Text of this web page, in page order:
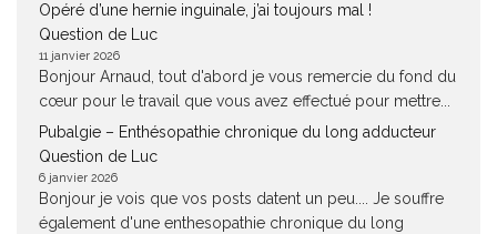
Opéré d’une hernie inguinale, j’ai toujours mal !
Question de Luc
11 janvier 2026
Bonjour Arnaud, tout d'abord je vous remercie du fond du
cœur pour le travail que vous avez effectué pour mettre...
Pubalgie – Enthésopathie chronique du long adducteur
Question de Luc
6 janvier 2026
Bonjour je vois que vos posts datent un peu.... Je souffre
également d'une enthesopathie chronique du long